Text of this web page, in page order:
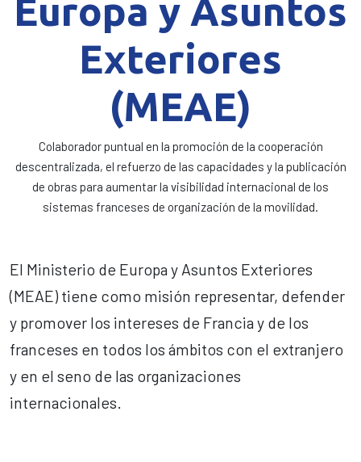
Europa y Asuntos
Exteriores
(MEAE)
Colaborador puntual en la promoción de la cooperación
descentralizada, el refuerzo de las capacidades y la publicación
de obras para aumentar la visibilidad internacional de los
sistemas franceses de organización de la movilidad.
El Ministerio de Europa y Asuntos Exteriores
(MEAE) tiene como misión representar, defender
y promover los intereses de Francia y de los
franceses en todos los ámbitos con el extranjero
y en el seno de las organizaciones
internacionales.